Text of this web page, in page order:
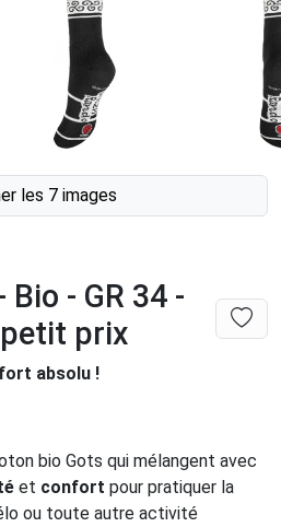
les 7 images
Bio - GR 34 -
prix
absolu !
bio Gots qui mélangent avec
et confort pour pratiquer la
ou toute autre activité